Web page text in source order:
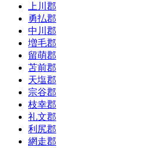
上川郡
勇払郡
中川郡
増毛郡
留萌郡
苫前郡
天塩郡
宗谷郡
枝幸郡
礼文郡
利尻郡
網走郡